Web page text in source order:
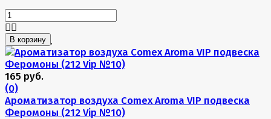
В корзину
165 руб.
(0)
Ароматизатор воздуха Comex Aroma VIP подвеска
Феромоны (212 Vip №10)